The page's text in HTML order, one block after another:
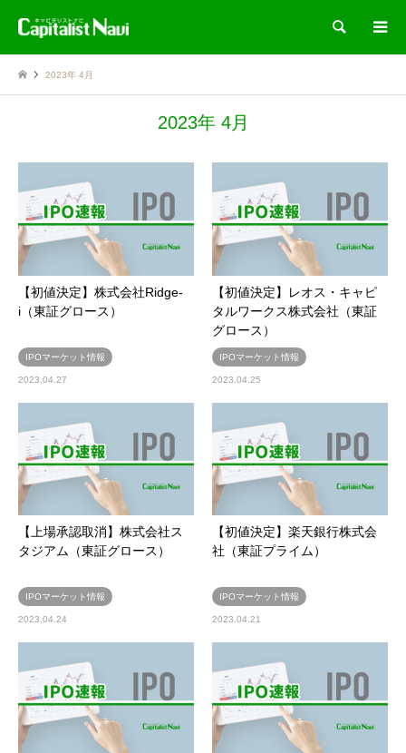
検索
2023年 4月
2023年 4月
【初値決定】株式会社Ridge-
i（東証グロース）
IPOマーケット情報
2023.04.27
【初値決定】レオス・キャピ
タルワークス株式会社（東証
グロース）
IPOマーケット情報
2023.04.25
【上場承認取消】株式会社ス
タジアム（東証グロース）
IPOマーケット情報
2023.04.24
【初値決定】楽天銀行株式会
社（東証プライム）
IPOマーケット情報
2023.04.21